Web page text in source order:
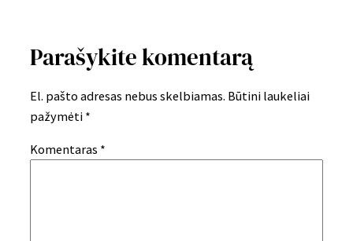
Parašykite komentarą
El. pašto adresas nebus skelbiamas. Būtini laukeliai
pažymėti *
Komentaras *